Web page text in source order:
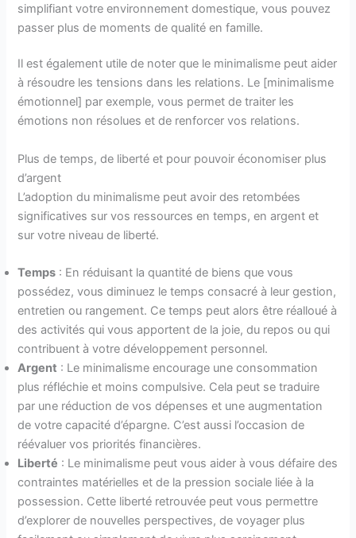
simplifiant votre environnement domestique, vous pouvez
passer plus de moments de qualité en famille.
Il est également utile de noter que le minimalisme peut aider
à résoudre les tensions dans les relations. Le [minimalisme
émotionnel] par exemple, vous permet de traiter les
émotions non résolues et de renforcer vos relations.
Plus de temps, de liberté et pour pouvoir économiser plus
d’argent
L’adoption du minimalisme peut avoir des retombées
significatives sur vos ressources en temps, en argent et
sur votre niveau de liberté.
Temps : En réduisant la quantité de biens que vous
possédez, vous diminuez le temps consacré à leur gestion,
entretien ou rangement. Ce temps peut alors être réalloué à
des activités qui vous apportent de la joie, du repos ou qui
contribuent à votre développement personnel.
Argent : Le minimalisme encourage une consommation
plus réfléchie et moins compulsive. Cela peut se traduire
par une réduction de vos dépenses et une augmentation
de votre capacité d’épargne. C’est aussi l’occasion de
réévaluer vos priorités financières.
Liberté : Le minimalisme peut vous aider à vous défaire des
contraintes matérielles et de la pression sociale liée à la
possession. Cette liberté retrouvée peut vous permettre
d’explorer de nouvelles perspectives, de voyager plus